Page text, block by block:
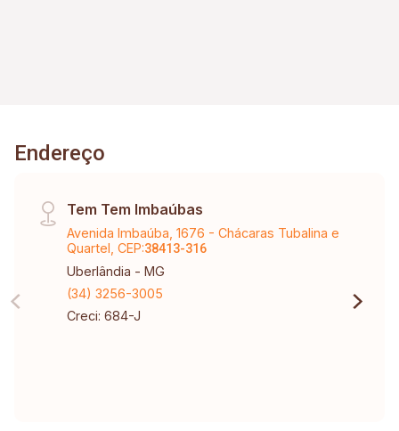
Endereço
Tem Tem Imbaúbas
Avenida Imbaúba, 1676 - Chácaras Tubalina e
Quartel, CEP:38413-316
Uberlândia - MG
(34) 3256-3005
Creci: 684-J